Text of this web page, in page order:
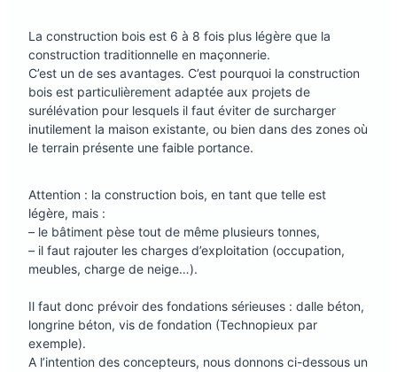
La construction bois est 6 à 8 fois plus légère que la
construction traditionnelle en maçonnerie.
C’est un de ses avantages. C’est pourquoi la construction
bois est particulièrement adaptée aux projets de
surélévation pour lesquels il faut éviter de surcharger
inutilement la maison existante, ou bien dans des zones où
le terrain présente une faible portance.
Attention : la construction bois, en tant que telle est
légère, mais :
– le bâtiment pèse tout de même plusieurs tonnes,
– il faut rajouter les charges d’exploitation (occupation,
meubles, charge de neige…).
Il faut donc prévoir des fondations sérieuses : dalle béton,
longrine béton, vis de fondation (Technopieux par
exemple).
A l’intention des concepteurs, nous donnons ci-dessous un